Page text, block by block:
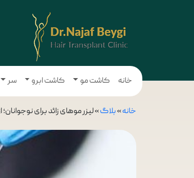
خانه کاشت مو کاشت ابرو سر
خانه»بلاگ»لیزر موهای زائد برای